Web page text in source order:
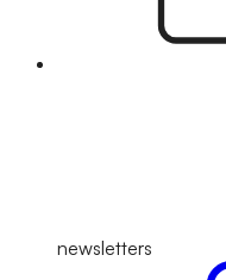
newsletters